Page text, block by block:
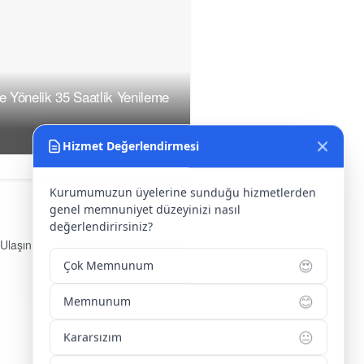
Yönelik 35 Saatlik Yenileme
Yenice Mah. Atatürk Cad.
İşhanı Kat:1 No:1 KIRŞEHİR /
0 386 213 11 86
Hizmet Değerlendirmesi
Kurumumuzun üyelerine sunduğu hizmetlerden
genel memnuniyet düzeyinizi nasıl
değerlendirirsiniz?
Çok Memnunum 😍
Memnunum 😊
Kararsızım
😐